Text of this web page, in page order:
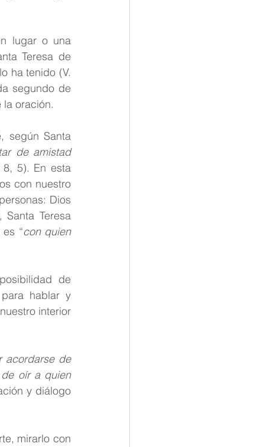
lugar o una
Teresa de
ha tenido (V.
segundo de
la oración.
según Santa
de amistad
8, 5). En esta
con nuestro
Dios
Teresa
“con quien
de
hablar y
interior
acordarse de
oír a quien
y diálogo
mirarlo con